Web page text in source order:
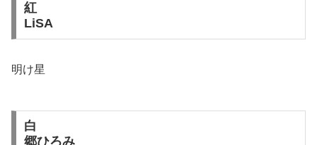
紅
LiSA
明け星
白
郷ひろみ